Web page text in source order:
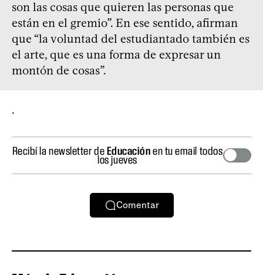
son las cosas que quieren las personas que
están en el gremio”. En ese sentido, afirman
que “la voluntad del estudiantado también es
el arte, que es una forma de expresar un
montón de cosas”.
.
Recibí la newsletter deEducaciónen tu email todos
los jueves
Comentar